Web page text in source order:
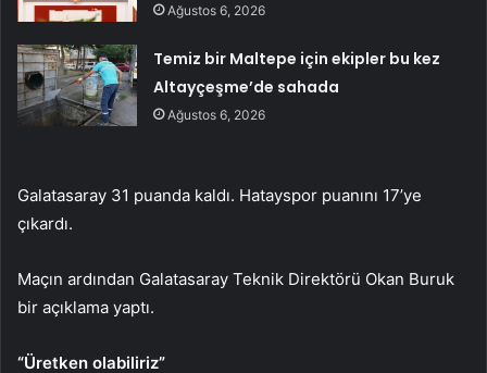
Ağustos 6, 2026
Temiz bir Maltepe için ekipler bu kez
Altayçeşme’de sahada
Ağustos 6, 2026
Galatasaray 31 puanda kaldı. Hatayspor puanını 17’ye
çıkardı.
Maçın ardından Galatasaray Teknik Direktörü Okan Buruk
bir açıklama yaptı.
“Üretken olabiliriz”